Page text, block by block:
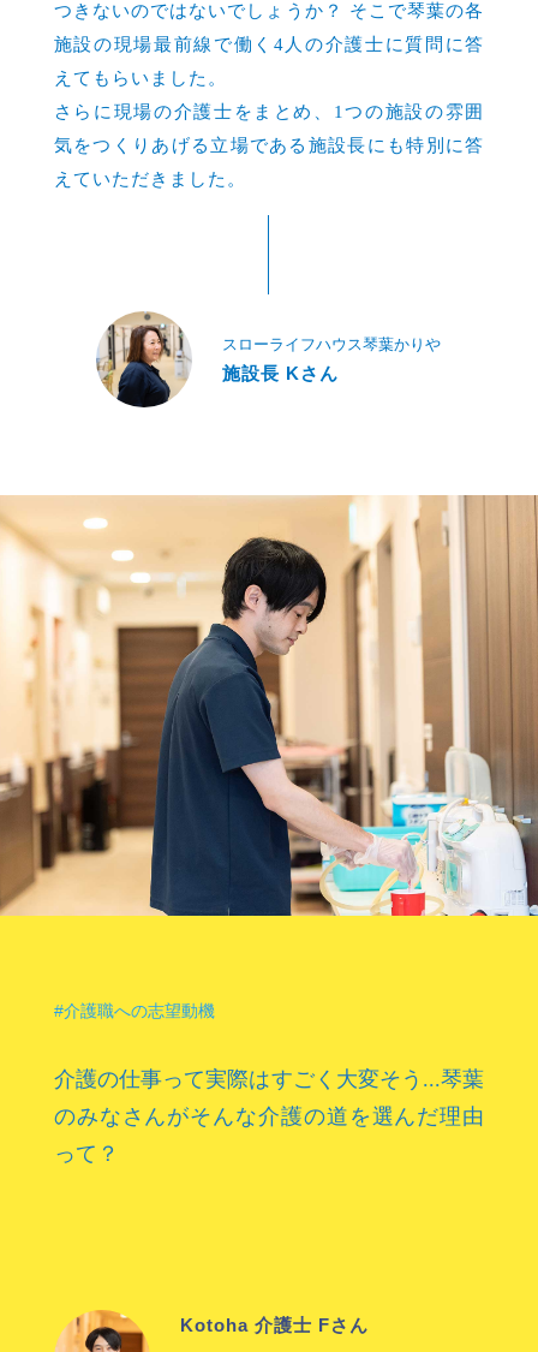
つきないのではないでしょうか？ そこで琴葉の各
施設の現場最前線で働く4人の介護士に質問に答
えてもらいました。
さらに現場の介護士をまとめ、1つの施設の雰囲
気をつくりあげる立場である施設長にも特別に答
えていただきました。
スローライフハウス琴葉かりや
施設長 Kさん
#介護職への志望動機
介護の仕事って実際はすごく大変そう...琴葉
のみなさんがそんな介護の道を選んだ理由
って？
Kotoha 介護士 Fさん